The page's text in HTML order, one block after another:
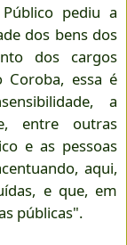
pediu a
dos bens dos
dos cargos
Coroba, essa é
a
entre outras
e as pessoas
aqui,
e que, em
públicas".